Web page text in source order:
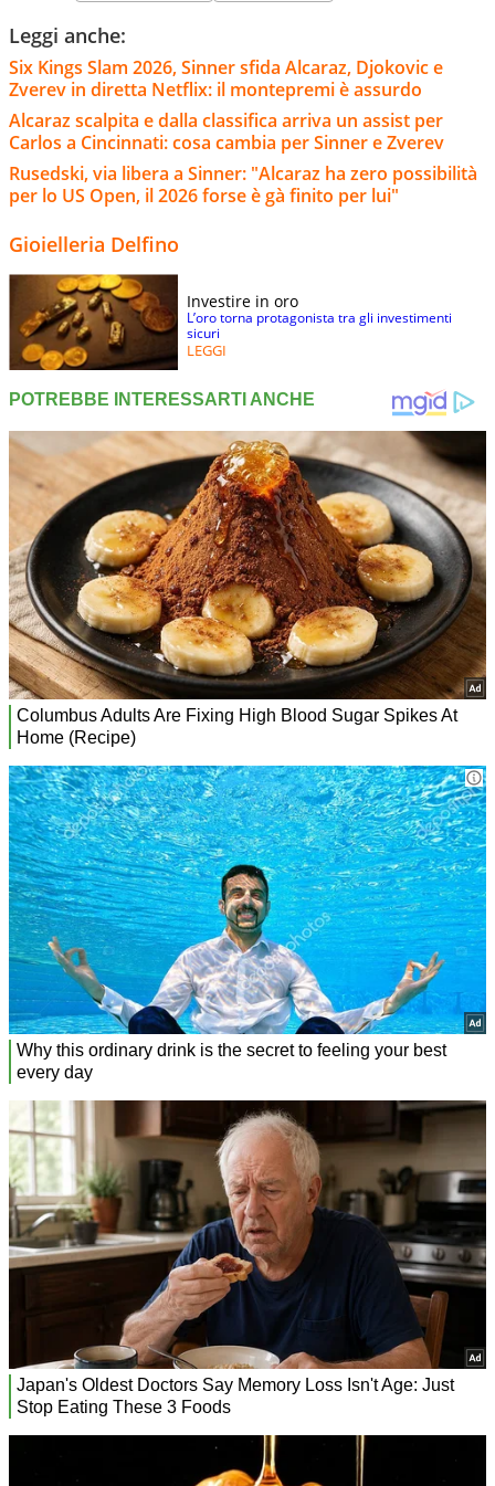
Leggi anche:
Six Kings Slam 2026, Sinner sfida Alcaraz, Djokovic e
Zverev in diretta Netflix: il montepremi è assurdo
Alcaraz scalpita e dalla classifica arriva un assist per
Carlos a Cincinnati: cosa cambia per Sinner e Zverev
Rusedski, via libera a Sinner: "Alcaraz ha zero possibilità
per lo US Open, il 2026 forse è gà finito per lui"
Gioielleria Delfino
Investire in oro
L’oro torna protagonista tra gli investimenti
sicuri
LEGGI